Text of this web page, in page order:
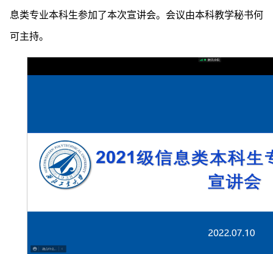
息类专业本科生参加了本次宣讲会。会议由本科教学秘书何
可主持。